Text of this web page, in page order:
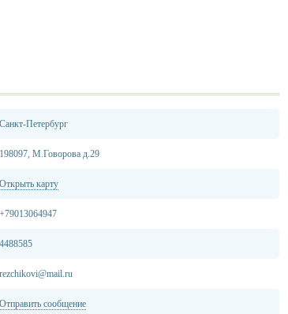
Санкт-Петербург
198097, М.Говорова д.29
Открыть карту
+79013064947
4488585
rezchikovi@mail.ru
Отправить сообщение